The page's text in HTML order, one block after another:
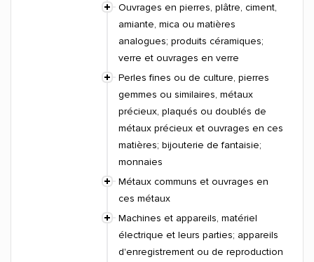
Ouvrages en pierres, plâtre, ciment,
amiante, mica ou matières
analogues; produits céramiques;
verre et ouvrages en verre
Perles fines ou de culture, pierres
gemmes ou similaires, métaux
précieux, plaqués ou doublés de
métaux précieux et ouvrages en ces
matières; bijouterie de fantaisie;
monnaies
Métaux communs et ouvrages en
ces métaux
Machines et appareils, matériel
électrique et leurs parties; appareils
d'enregistrement ou de reproduction